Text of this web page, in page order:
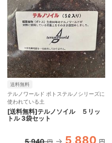
送料無料
テルノワールド ポトステルノシリーズに
使われている土
[送料無料]テルノソイル ５リッ
トル 3袋セット
5,940 5,880 円